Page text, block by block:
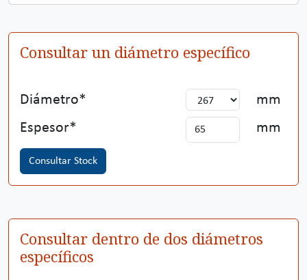
Consultar un diámetro específico
Diámetro
mm
Espesor
mm
Consultar Stock
Consultar dentro de dos diámetros
específicos